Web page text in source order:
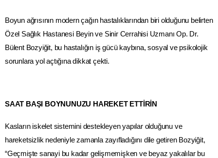
Boyun ağrısının modern çağın hastalıklarından biri olduğunu belirten
Özel Sağlık Hastanesi Beyin ve Sinir Cerrahisi Uzmanı Op. Dr.
Bülent Bozyiğit, bu hastalığın iş gücü kaybına, sosyal ve psikolojik
sorunlara yol açtığına dikkat çekti.
SAAT BAŞI BOYNUNUZU HAREKET ETTİRİN
Kasların iskelet sistemini destekleyen yapılar olduğunu ve
hareketsizlik nedeniyle zamanla zayıfladığını dile getiren Bozyiğit,
“Geçmişte sanayi bu kadar gelişmemişken ve beyaz yakalılar bu